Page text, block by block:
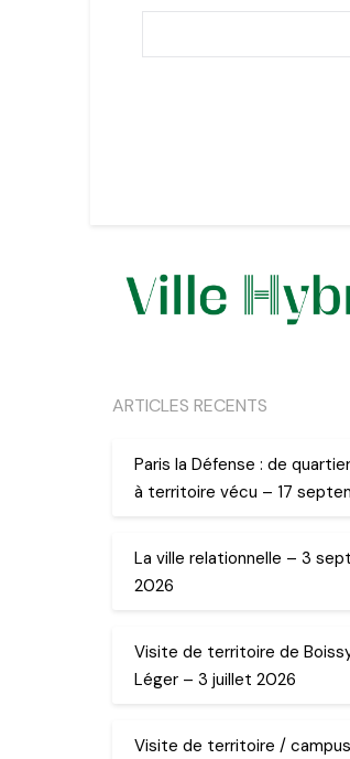
ARTICLES RECENTS
Paris la Défense : de
à territoire vécu – 17
La ville relationnelle – 3
2026
Visite de territoire de
Léger – 3 juillet 2026
Visite de territoire /